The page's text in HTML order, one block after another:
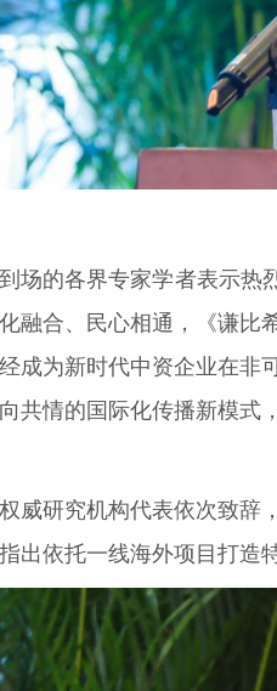
场的各界专家学者表示热
融合、民心相通，《谦比
成为新时代中资企业在非
共情的国际化传播新模式
威研究机构代表依次致辞
出依托一线海外项目打造